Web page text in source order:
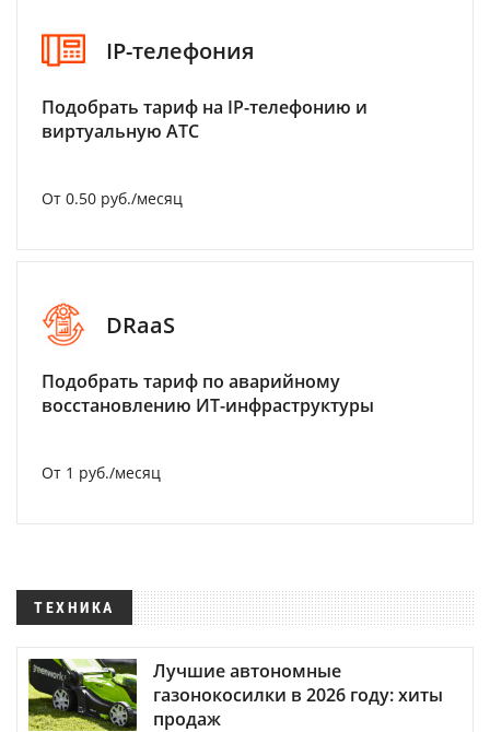
IP-телефония
Подобрать тариф на IP-телефонию и
виртуальную АТС
От 0.50 руб./месяц
DRaaS
Подобрать тариф по аварийному
восстановлению ИТ-инфраструктуры
От 1 руб./месяц
ТЕХНИКА
Лучшие автономные
газонокосилки в 2026 году: хиты
продаж